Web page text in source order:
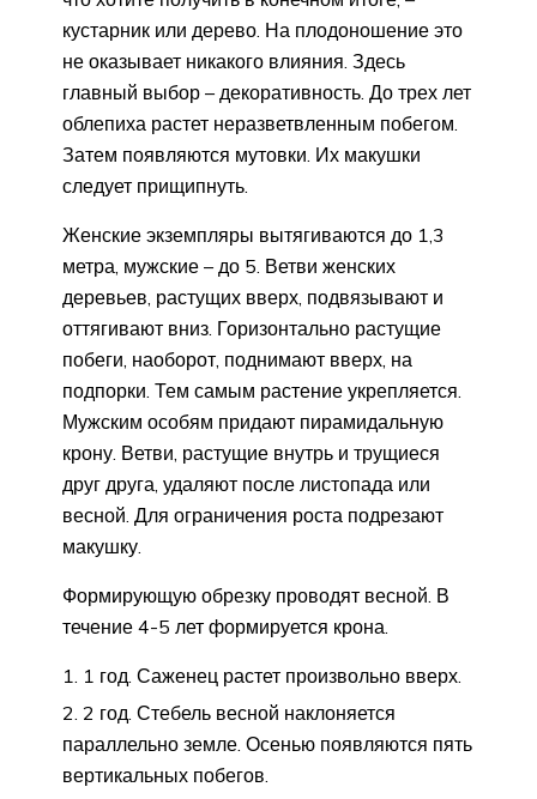
кустарник или дерево. На плодоношение это
не оказывает никакого влияния. Здесь
главный выбор – декоративность. До трех лет
облепиха растет неразветвленным побегом.
Затем появляются мутовки. Их макушки
следует прищипнуть.
Женские экземпляры вытягиваются до 1,3
метра, мужские – до 5. Ветви женских
деревьев, растущих вверх, подвязывают и
оттягивают вниз. Горизонтально растущие
побеги, наоборот, поднимают вверх, на
подпорки. Тем самым растение укрепляется.
Мужским особям придают пирамидальную
крону. Ветви, растущие внутрь и трущиеся
друг друга, удаляют после листопада или
весной. Для ограничения роста подрезают
макушку.
Формирующую обрезку проводят весной. В
течение 4-5 лет формируется крона.
1 год. Саженец растет произвольно вверх.
2 год. Стебель весной наклоняется
параллельно земле. Осенью появляются пять
вертикальных побегов.